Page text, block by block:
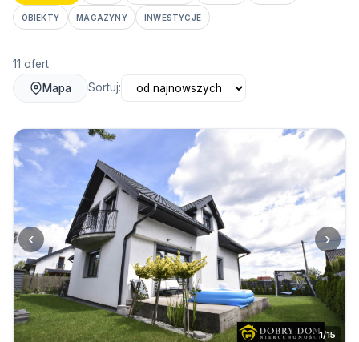
OBIEKTY MAGAZYNY INWESTYCJE
11 ofert
Mapa
Sortuj:
‹ ›
1/15